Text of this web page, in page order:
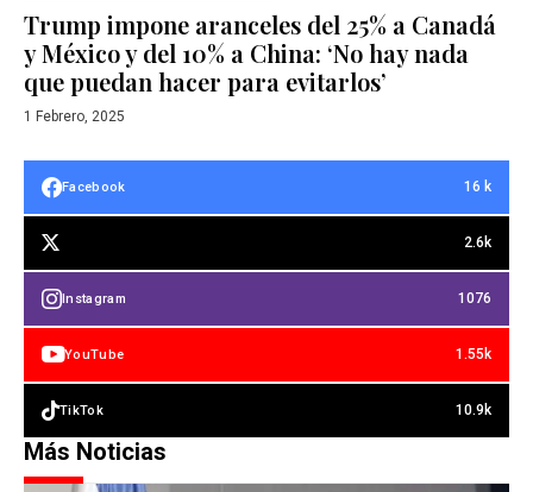
Trump impone aranceles del 25% a Canadá
y México y del 10% a China: ‘No hay nada
que puedan hacer para evitarlos’
1 Febrero, 2025
Facebook 16 k
2.6k
Instagram 1076
YouTube 1.55k
TikTok 10.9k
Más Noticias